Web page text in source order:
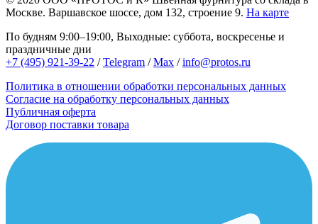
Москве. Варшавское шоссе, дом 132, строение 9. На карте
По будням 9:00–19:00, Выходные: суббота, воскресенье и
праздничные дни
+7 (495) 921-39-22 /Telegram /Max /info@protos.ru
Политика в отношении обработки персональных данных
Согласие на обработку персональных данных
Публичная оферта
Договор поставки товара